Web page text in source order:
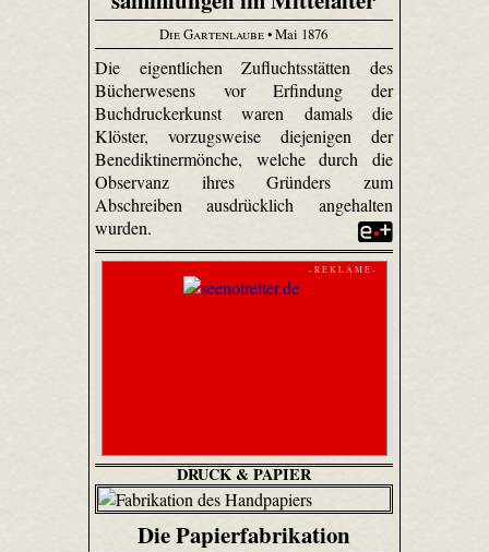
Die Gartenlaube• Mai 1876
Die eigentlichen Zufluchtsstätten des
Bücherwesens vor Erfindung der
Buchdruckerkunst waren damals die
Klöster, vorzugsweise diejenigen der
Benediktinermönche, welche durch die
Observanz ihres Gründers zum
Abschreiben ausdrücklich angehalten
wurden.
- R E K L A M E -
DRUCK & PAPIER
Die Papierfabrikation